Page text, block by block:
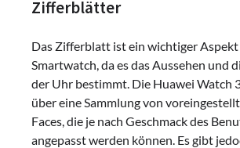
Zifferblätter
Das Zifferblatt ist ein wichtiger
Smartwatch, da es das Aussehen und
der Uhr bestimmt. Die Huawei Watch
über eine Sammlung von
Faces, die je nach Geschmack des
angepasst werden können. Es gibt